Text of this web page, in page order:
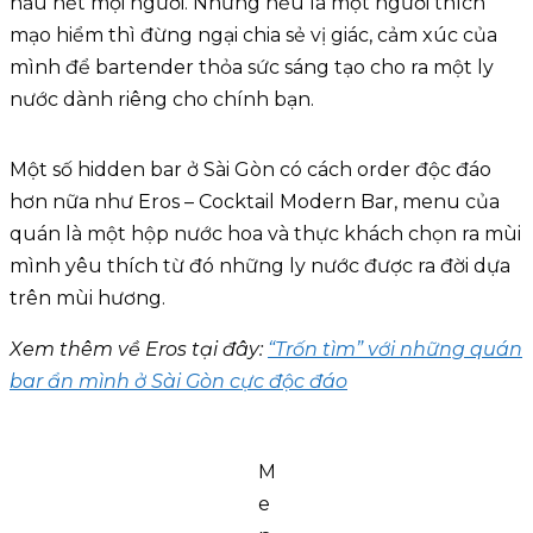
mạo hiểm thì đừng ngại chia sẻ vị giác, cảm xúc của
mình để bartender thỏa sức sáng tạo cho ra một ly
nước dành riêng cho chính bạn.
Một số hidden bar ở Sài Gòn có cách order độc đáo
hơn nữa như Eros – Cocktail Modern Bar, menu của
quán là một hộp nước hoa và thực khách chọn ra mùi
mình yêu thích từ đó những ly nước được ra đời dựa
trên mùi hương.
Xem thêm về Eros tại đây: “Trốn tìm” với những quán
bar ẩn mình ở Sài Gòn cực độc đáo
M
e